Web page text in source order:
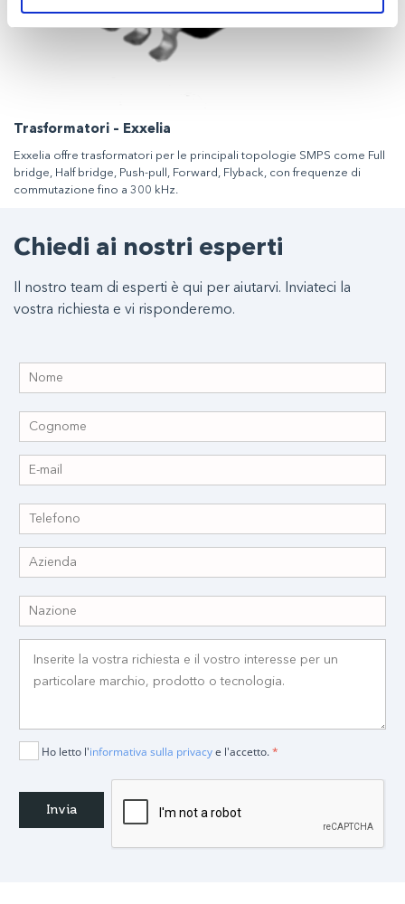
Trasformatori – Exxelia
Exxelia offre trasformatori per le principali topologie SMPS come Full
bridge, Half bridge, Push-pull, Forward, Flyback, con frequenze di
commutazione fino a 300 kHz.
Chiedi ai nostri esperti
Il nostro team di esperti è qui per aiutarvi. Inviateci la
vostra richiesta e vi risponderemo.
Ho letto l'informativa sulla privacye l'accetto.*